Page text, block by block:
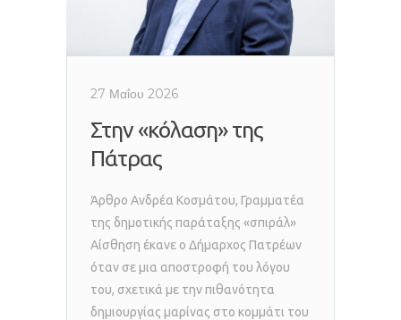
27 Μαΐου 2026
Στην «κόλαση» της
Πάτρας
Άρθρο Ανδρέα Κοσμάτου, Γραμματέα
της δημοτικής παράταξης «σπιράλ»
Αίσθηση έκανε ο Δήμαρχος Πατρέων
όταν σε μια αποστροφή του λόγου
του, σχετικά με την πιθανότητα
δημιουργίας μαρίνας στο κομμάτι του